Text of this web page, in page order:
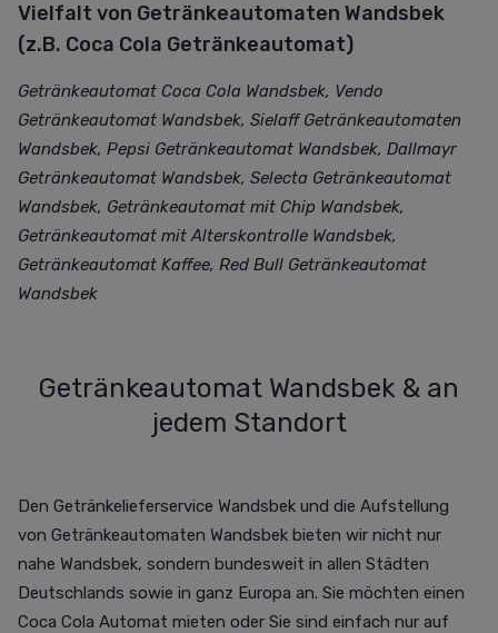
Vielfalt von Getränkeautomaten Wandsbek
(z.B. Coca Cola Getränkeautomat)
Getränkeautomat Coca Cola Wandsbek, Vendo
Getränkeautomat Wandsbek, Sielaff Getränkeautomaten
Wandsbek, Pepsi Getränkeautomat Wandsbek, Dallmayr
Getränkeautomat Wandsbek, Selecta Getränkeautomat
Wandsbek, Getränkeautomat mit Chip Wandsbek,
Getränkeautomat mit Alterskontrolle Wandsbek,
Getränkeautomat Kaffee, Red Bull Getränkeautomat
Wandsbek
Getränkeautomat Wandsbek & an
jedem Standort
Den Getränkelieferservice Wandsbek und die Aufstellung
von Getränkeautomaten Wandsbek bieten wir nicht nur
nahe Wandsbek, sondern bundesweit in allen Städten
Deutschlands sowie in ganz Europa an. Sie möchten einen
Coca Cola Automat mieten oder Sie sind einfach nur auf